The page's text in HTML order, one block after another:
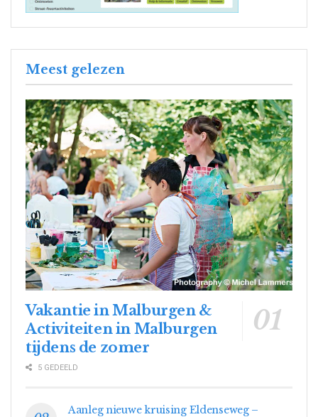
Meest gelezen
Vakantie in Malburgen &
Activiteiten in Malburgen
tijdens de zomer
5 GEDEELD
Aanleg nieuwe kruising Eldenseweg –